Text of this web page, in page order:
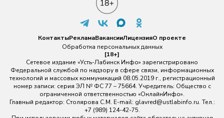
КонтактыРекламаВакансииЛицензияО проекте
Обработка персональных данных
[18+]
Сетевое издание «Усть-Лабинск Инфо» зарегистрировано
Федеральной службой по надзору в сфере связи, информационных
технологий и массовых коммуникаций 08.05.2019 г., регистрационный
номер записи: серия ЭЛ № ФС 77 – 75664. Учредитель: Общество с
ограниченной ответственностью «ОнлайнИнфо».
Главный редактор: Столярова С.М. E-mail: glavred@ustlabinfo.ru. Тел.:
+7 (989) 124-42-75.